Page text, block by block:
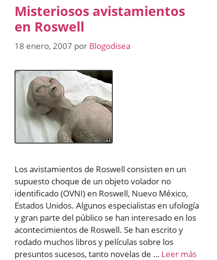
Misteriosos avistamientos
en Roswell
18 enero, 2007 por Blogodisea
Los avistamientos de Roswell consisten en un
supuesto choque de un objeto volador no
identificado (OVNI) en Roswell, Nuevo México,
Estados Unidos. Algunos especialistas en ufología
y gran parte del público se han interesado en los
acontecimientos de Roswell. Se han escrito y
rodado muchos libros y películas sobre los
presuntos sucesos, tanto novelas de … Leer más